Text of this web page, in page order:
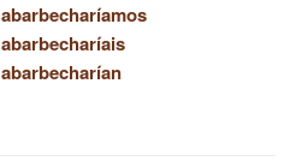
abarbecharíamos
abarbecharíais
abarbecharían